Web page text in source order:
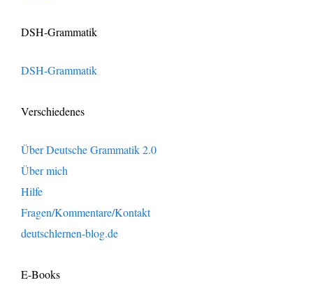
DSH-Grammatik
DSH-Grammatik
Verschiedenes
Über Deutsche Grammatik 2.0
Über mich
Hilfe
Fragen/Kommentare/Kontakt
deutschlernen-blog.de
E-Books